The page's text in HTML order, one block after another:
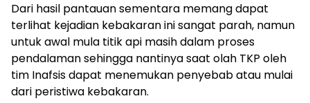
Dari hasil pantauan sementara memang dapat
terlihat kejadian kebakaran ini sangat parah, namun
untuk awal mula titik api masih dalam proses
pendalaman sehingga nantinya saat olah TKP oleh
tim Inafsis dapat menemukan penyebab atau mulai
dari peristiwa kebakaran.